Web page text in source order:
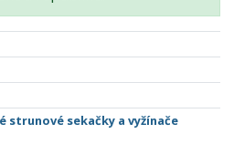
strunové sekačky a vyžínače